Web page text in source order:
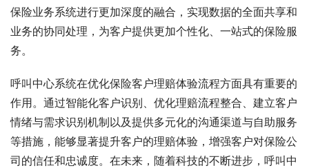
保险业务系统进行更加深度的融合，实现数据的全面共享和
业务的协同处理，为客户提供更加个性化、一站式的保险服
务。
呼叫中心系统在优化保险客户理赔体验流程方面具有重要的
作用。通过智能化客户识别、优化理赔流程整合、建立客户
情绪与需求识别机制以及提供多元化的沟通渠道与自助服务
等措施，能够显著提升客户的理赔体验，增强客户对保险公
司的信任和忠诚度。在未来，随着科技的不断进步，呼叫中